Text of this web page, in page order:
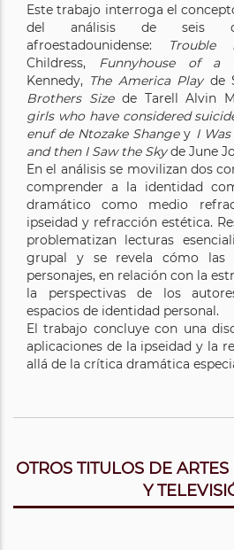
Este trabajo interroga el
del análisis de seis
afroestadounidense:
Trouble
Childress, Funnyhouse of a
Kennedy, The America Playde
Brothers Sizede Tarell Alvin
girls who have considered
enuf de Ntozake Shangey I
and then I Saw the Skyde June
En el análisis se movilizan dos
comprender a la identidad
dramático como medio
ipseidad y refracción estética.
problematizan lecturas
grupal y se revela cómo las
personajes, en relación con la
la perspectivas de los
espacios de identidad personal.
El trabajo concluye con una
aplicaciones de la ipseidad y la
allá de la crítica dramática
OTROS TITULOS DE
Y